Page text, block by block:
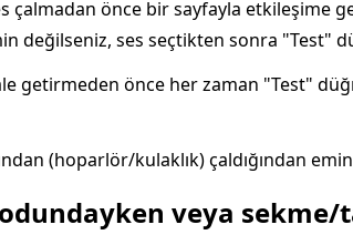
çalmadan önce bir sayfayla
değilseniz, ses seçtikten sonra "Test"
getirmeden önce her zaman "Test"
(hoparlör/kulaklık) çaldığından
veya sekme/